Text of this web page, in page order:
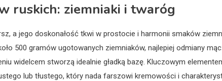
ruskich: ziemniaki i twaróg
a jego doskonałość tkwi w prostocie i harmonii smaków
500 gramów ugotowanych ziemniaków, najlepiej odmiany
widelcem stworzą idealnie gładką bazę. Kluczowym
lub tłustego, który nada farszowi kremowości i